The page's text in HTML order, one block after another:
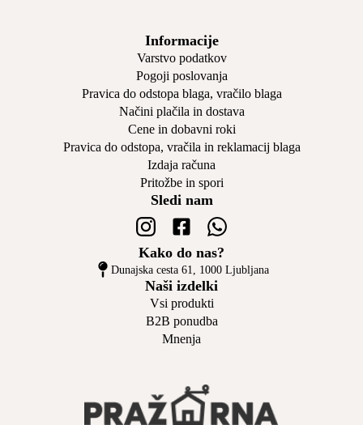
Informacije
Varstvo podatkov
Pogoji poslovanja
Pravica do odstopa blaga, vračilo blaga
Načini plačila in dostava
Cene in dobavni roki
Pravica do odstopa, vračila in reklamacij blaga
Izdaja računa
Pritožbe in spori
Naši izdelki
Vsi produkti
B2B ponudba
Mnenja
Sledi nam
Kako do nas?
Dunajska cesta 61, 1000 Ljubljana